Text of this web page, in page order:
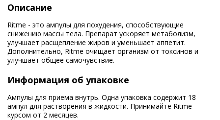
Описание
Ritme - это ампулы для похудения, способствующие
снижению массы тела. Препарат ускоряет метаболизм,
улучшает расщепление жиров и уменьшает аппетит.
Дополнительно, Ritme очищает организм от токсинов и
улучшает общее самочувствие.
Информация об упаковке
Ампулы для приема внутрь. Одна упаковка содержит 18
ампул для растворения в жидкости. Принимайте Ritme
курсом от 2 месяцев.